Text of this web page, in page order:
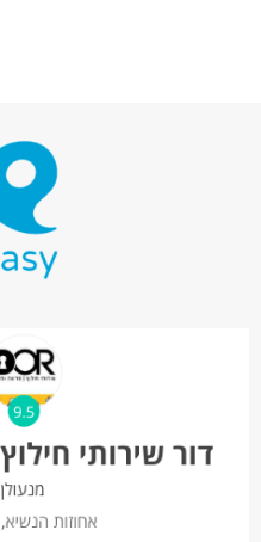
אתה פשוט נכס ודוגמא לאיך
סופר מקצועי ואיש שיחה מאוד
מחיר הוגן. מאחלת לך פרנסה טובה